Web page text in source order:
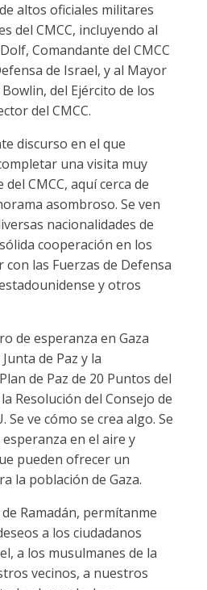
altos oficiales militares
del CMCC, incluyendo al
Comandante del CMCC
de Israel, y al Mayor
del Ejército de los
del CMCC.
discurso en el que
una visita muy
CMCC, aquí cerca de
asombroso. Se ven
nacionalidades de
cooperación en los
las Fuerzas de Defensa
y otros
de esperanza en Gaza
de Paz y la
de Paz de 20 Puntos del
Resolución del Consejo de
Se ve cómo se crea algo. Se
en el aire y
pueden ofrecer un
la población de Gaza.
Ramadán, permítanme
a los ciudadanos
a los musulmanes de la
vecinos, a nuestros